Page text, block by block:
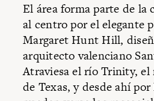
El área forma parte de la
al centro por el elegante
Margaret Hunt Hill,
arquitecto valenciano
Atraviesa el río Trinity, el
de Texas, y desde ahí por